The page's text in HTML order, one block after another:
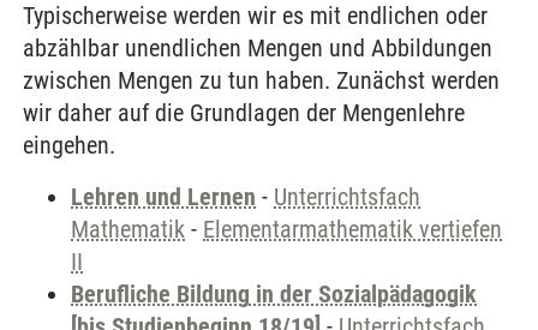
Typischerweise werden wir es mit endlichen oder
abzählbar unendlichen Mengen und Abbildungen
zwischen Mengen zu tun haben. Zunächst werden
wir daher auf die Grundlagen der Mengenlehre
eingehen.
Lehren und Lernen - Unterrichtsfach
Mathematik - Elementarmathematik vertiefen
II
Berufliche Bildung in der Sozialpädagogik